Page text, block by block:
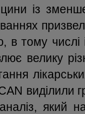
із
в тому
велику
виділили
який